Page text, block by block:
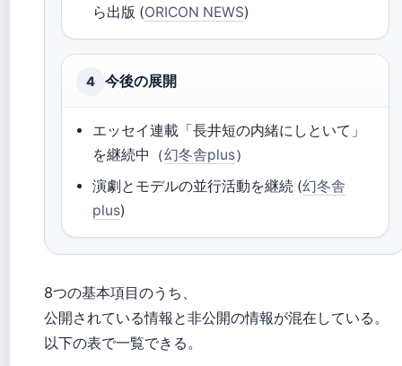
ら出版 (ORICON NEWS)
4 今後の展開
エッセイ連載「長井短の内緒にしといて」
を継続中（幻冬舎plus）
演劇とモデルの並行活動を継続 (幻冬舎
plus)
8つの基本項目のうち、
公開されている情報と非公開の情報が混在している。
以下の表で一覧できる。